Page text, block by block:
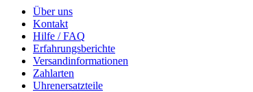
Über uns
Kontakt
Hilfe / FAQ
Erfahrungsberichte
Versandinformationen
Zahlarten
Uhrenersatzteile